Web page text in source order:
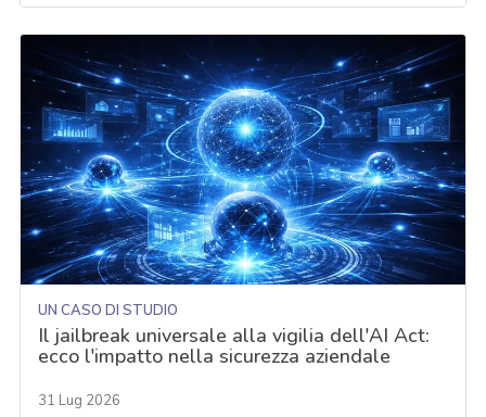
UN CASO DI STUDIO
Il jailbreak universale alla vigilia dell'AI Act:
ecco l'impatto nella sicurezza aziendale
31 Lug 2026